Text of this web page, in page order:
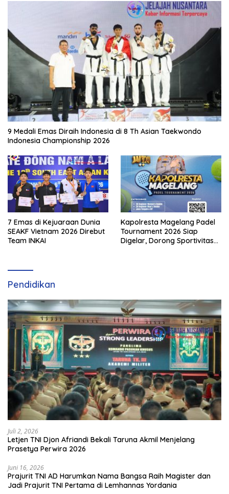
9 Medali Emas Diraih Indonesia di 8 Th Asian Taekwondo
Indonesia Championship 2026
7 Emas di Kejuaraan Dunia
SEAKF Vietnam 2026 Direbut
Team INKAI
Kapolresta Magelang Padel
Tournament 2026 Siap
Digelar, Dorong Sportivitas
Pendidikan
Juli 2, 2026
Letjen TNI Djon Afriandi Bekali Taruna Akmil Menjelang
Prasetya Perwira 2026
Juni 16, 2026
Prajurit TNI AD Harumkan Nama Bangsa Raih Magister dan
Jadi Prajurit TNI Pertama di Lemhannas Yordania